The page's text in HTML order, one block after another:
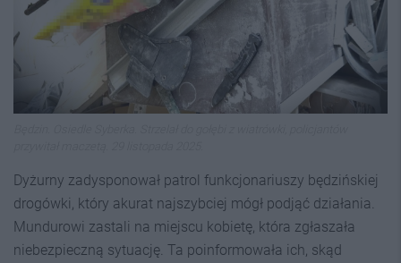
Dyżurny zadysponował patrol funkcjonariuszy będzińskiej
drogówki, który akurat najszybciej mógł podjąć działania.
Mundurowi zastali na miejscu kobietę, która zgłaszała
niebezpieczną sytuację. Ta poinformowała ich, skąd